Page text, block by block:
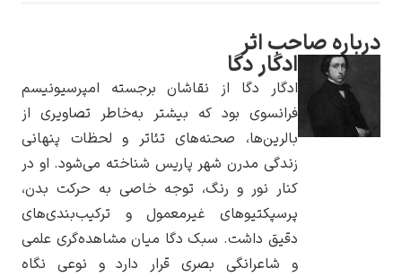
یوهانس فرمیر
پرفروش‌ترین
صاحب اثر
ادگار دگا
ادگار دگا از نقاشان برجسته امپرسیونیسم
فرانسوی بود که بیشتر به‌خاطر تصاویری از
بالرین‌ها، صحنه‌های تئاتر و لحظات پنهانی
زندگی مدرن شهر پاریس شناخته می‌شود. او در
کنار نور و رنگ، توجه خاصی به حرکت بدن،
پرسپکتیوهای غیرمعمول و ترکیب‌بندی‌های
دقیق داشت. سبک دگا میان مشاهده‌گری علمی
و شاعرانگی بصری قرار دارد و نوعی نگاه